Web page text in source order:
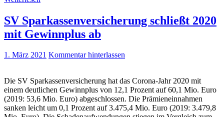
SV Sparkassenversicherung schließt 2020
mit Gewinnplus ab
1. März 2021 Kommentar hinterlassen
Die SV Sparkassenversicherung hat das Corona-Jahr 2020 mit
einem deutlichen Gewinnplus von 12,1 Prozent auf 60,1 Mio. Euro
(2019: 53,6 Mio. Euro) abgeschlossen. Die Prämieneinnahmen
sanken leicht um 0,1 Prozent auf 3.475,4 Mio. Euro (2019: 3.479,8